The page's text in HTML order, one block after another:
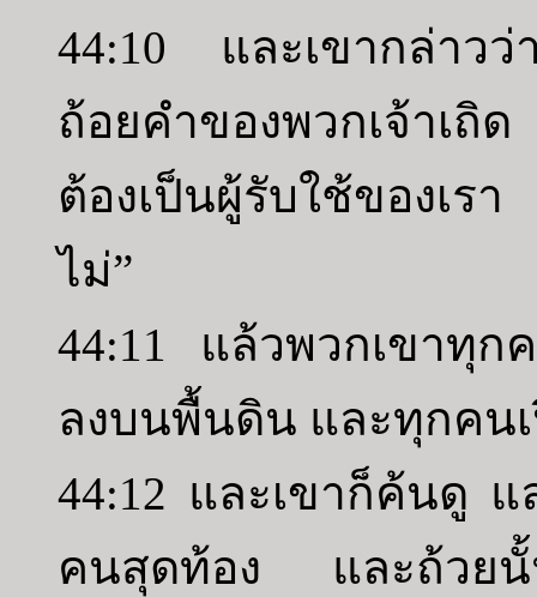
44:10 และเขากล่าว
ถ้อยคำของพวกเจ้าเ
ต้องเป็นผู้รับใช้ของเร
ไม่”
44:11 แล้วพวกเขาทุก
ลงบนพื้นดิน และทุกคน
44:12 และเขาก็ค้นดู
คนสุดท้อง และถ้วยนั้